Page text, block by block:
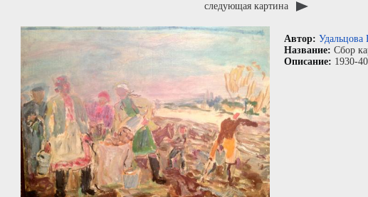
следующая картина
Автор: Удальцова
Название: Сбор
Описание: 1930-